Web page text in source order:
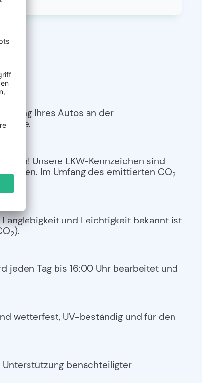
Ihres Autos an der
Unsere LKW-Kennzeichen sind
Im Umfang des emittierten CO2
und Leichtigkeit bekannt ist.
2).
jeden Tag bis 16:00 Uhr bearbeitet und
wetterfest, UV-beständig und für den
benachteiligter